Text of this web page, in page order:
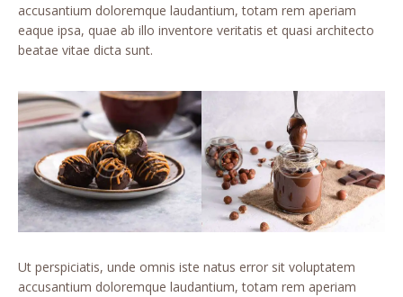
accusantium doloremque laudantium, totam rem aperiam
eaque ipsa, quae ab illo inventore veritatis et quasi architecto
beatae vitae dicta sunt.
Ut perspiciatis, unde omnis iste natus error sit voluptatem
accusantium doloremque laudantium, totam rem aperiam